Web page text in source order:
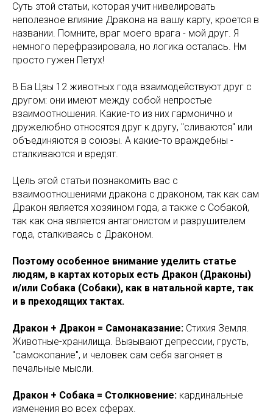
Суть этой статьи, которая учит нивелировать
неполезное влияние Дракона на вашу карту, кроется в
названии. Помните, враг моего врага - мой друг. Я
немного перефразировала, но логика осталась. Нм
просто гужен Петух!
В Ба Цзы 12 животных года взаимодействуют друг с
другом: они имеют между собой непростые
взаимоотношения. Какие-то из них гармонично и
дружелюбно относятся друг к другу, "сливаются" или
объединяются в союзы. А какие-то враждебны -
сталкиваются и вредят.
Цель этой статьи познакомить вас с
взаимоотношениями дракона с драконом, так как сам
Дракон является хозяином года, а также с Собакой,
так как она является антагонистом и разрушителем
года, сталкиваясь с Драконом.
Поэтому особенное внимание уделить статье
людям, в картах которых есть Дракон (Драконы)
и/или Собака (Собаки), как в натальной карте, так
и в преходящих тактах.
Дракон + Дракон = Самонаказание: Стихия Земля.
Животные-хранилища. Вызывают депрессии, грусть,
"самокопание", и человек сам себя загоняет в
печальные мысли.
Дракон + Собака = Столкновение: кардинальные
изменения во всех сферах.